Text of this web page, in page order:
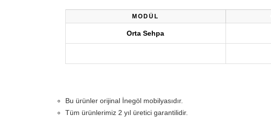
MODÜL
Orta Sehpa
Bu ürünler orijinal İnegöl mobilyasıdır.
Tüm ürünlerimiz 2 yıl üretici garantilidir.